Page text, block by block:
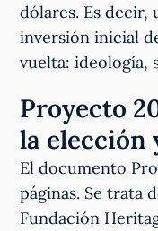
dólares. Es decir,
inversión inicial
vuelta: ideología,
Proyecto
la elección
El documento
páginas. Se trata
Fundación